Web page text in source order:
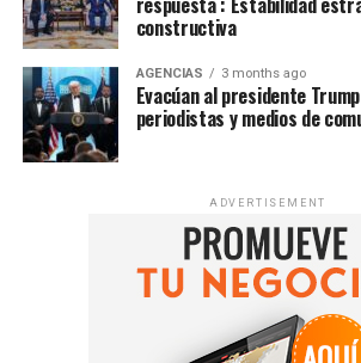
constructiva
AGENCIAS 3 months ago
Evacúan al presidente
periodistas y medios de
ADVERTISEMENT